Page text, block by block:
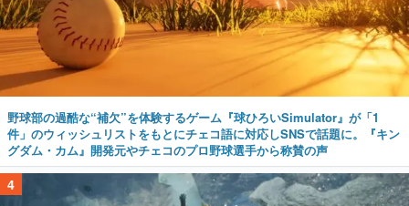
野球部の過酷な“補欠”を体験するゲーム『球ひろいSimulator』が「1
件」のウィッシュリストをもとにチェコ語に対応しSNSで話題に。『キン
グダム・カム』開発元やチェコのプロ野球選手から称賛の声
4